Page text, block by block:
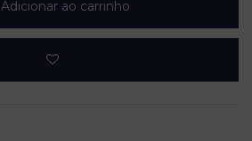
Adicionar ao carrinho